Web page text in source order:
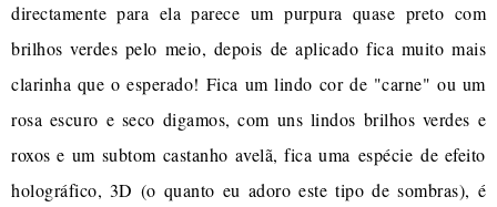
directamente para ela parece um purpura quase preto com
brilhos verdes pelo meio, depois de aplicado fica muito mais
clarinha que o esperado! Fica um lindo cor de "carne" ou um
rosa escuro e seco digamos, com uns lindos brilhos verdes e
roxos e um subtom castanho avelã, fica uma espécie de efeito
holográfico, 3D (o quanto eu adoro este tipo de sombras), é